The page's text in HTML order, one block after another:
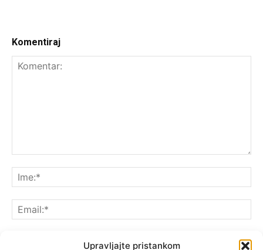
Upravljajte pristankom
Komentiraj